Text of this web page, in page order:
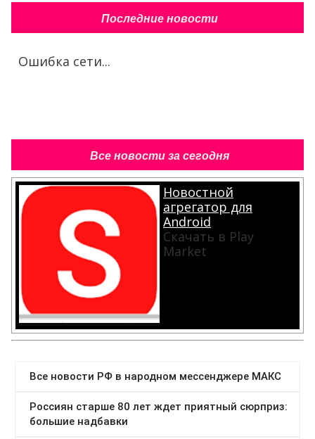
Последние новости
Ошибка сети...
Все новости за сегодня
Новостной
агрегатор для
Android
Скачать в Play
Market